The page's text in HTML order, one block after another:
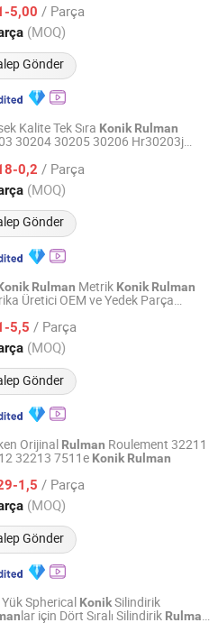
konusunda uzmanlaşmıştır
5,00 / Parça
(MOQ)
Gönder
Fiyat 2022
Kalite Tek Sıra Konik Rulman
30204 30205 30206 Hr30203j
lar CNC Makineleri için Kullanılır
0,2 / Parça
(MOQ)
Gönder
Co., Ltd.
Fiyat 2024
Rulman Metrik Konik Rulman
Üretici OEM ve Yedek Parça
Otomotiv
5,5 / Parça
(MOQ)
Gönder
Bearing Co., Ltd
Fiyat 2022
Orijinal Rulman Roulement 32211
32213 7511e Konik Rulman
1,5 / Parça
(MOQ)
Gönder
Technology Co., Ltd.
Fiyat 2023
Yük Spherical KonikSilindirik
lar için Dört Sıralı Silindirik Rulman
EQUIPMENT CO., LTD.